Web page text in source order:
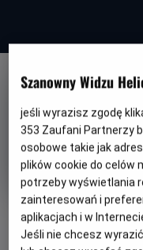
NAPISY
OBSERWUJ
Balet
Czas
trwania
210
Szanowny Widzu
jeśli wyrazisz zgodę
353 Zaufani Partnerzy
osobowe takie jak
plików cookie do celów
potrzeby wyświetlania
zainteresowań i
aplikacjach i w
Jeśli nie chcesz